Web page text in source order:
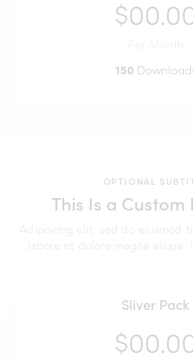
150
OPTIONAL
This Is a
Adipiscing elit, sed do eiusmod
labore et dolore magna aliqua.
Sliver Pack